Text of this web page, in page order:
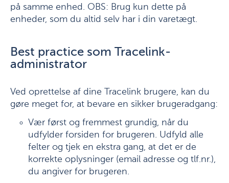
på samme enhed. OBS: Brug kun dette på
enheder, som du altid selv har i din varetægt.
Best practice som Tracelink-
administrator
Ved oprettelse af dine Tracelink brugere, kan du
gøre meget for, at bevare en sikker brugeradgang:
Vær først og fremmest grundig, når du
udfylder forsiden for brugeren. Udfyld alle
felter og tjek en ekstra gang, at det er de
korrekte oplysninger (email adresse og tlf.nr.),
du angiver for brugeren.